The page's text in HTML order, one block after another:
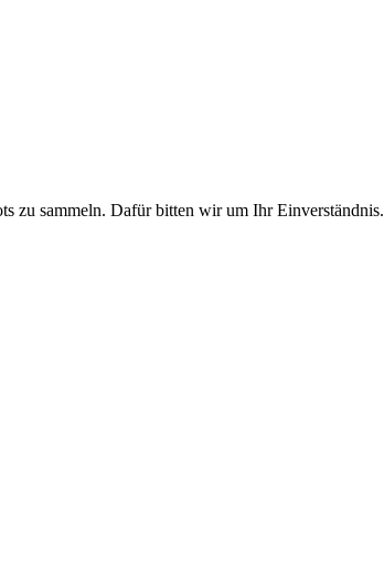
zu sammeln. Dafür bitten wir um Ihr Einverständnis.